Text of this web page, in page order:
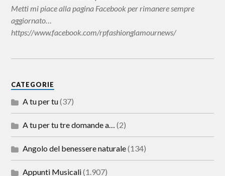
Metti mi piace alla pagina Facebook per rimanere sempre
aggiornato…
https://www.facebook.com/rpfashionglamournews/
CATEGORIE
A tu per tu(37)
A tu per tu tre domande a… (2)
Angolo del benessere naturale(134)
Appunti Musicali(1.907)